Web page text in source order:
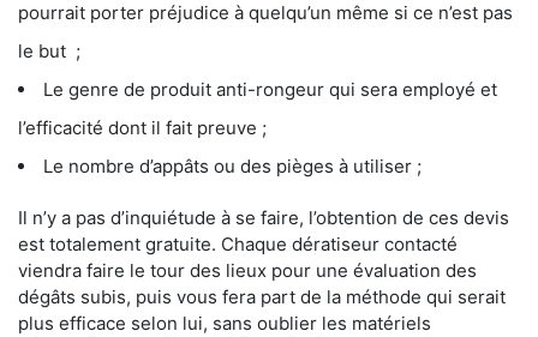
pourrait porter préjudice à quelqu’un même si ce n’est pas
le but ;
Le genre de produit anti-rongeur qui sera employé et
l’efficacité dont il fait preuve ;
Le nombre d’appâts ou des pièges à utiliser ;
Il n’y a pas d’inquiétude à se faire, l’obtention de ces devis
est totalement gratuite. Chaque dératiseur contacté
viendra faire le tour des lieux pour une évaluation des
dégâts subis, puis vous fera part de la méthode qui serait
plus efficace selon lui, sans oublier les matériels